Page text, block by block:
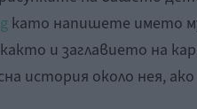
като напишете името
и заглавието на
история около нея,